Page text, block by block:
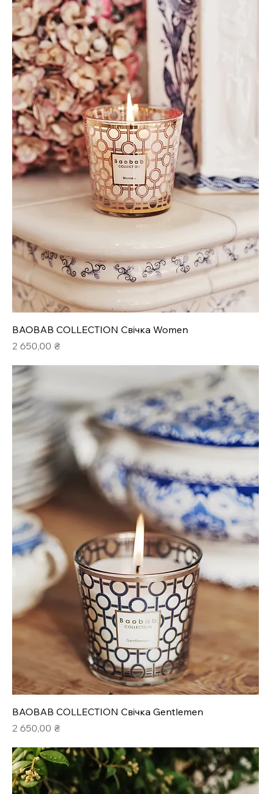
BAOBAB COLLECTION Свічка Women
Ціна
2 650,00 ₴
BAOBAB COLLECTION Свічка Gentlemen
Ціна
2 650,00 ₴